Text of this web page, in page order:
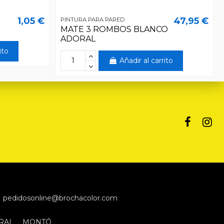
1,05 € PINTURA PARA PARED
MATE 3 ROMBOS BLANCO
ADORAL
47,95 €
Añadir al carrito
pedidosonline@brochacolor.com
MONTÓ